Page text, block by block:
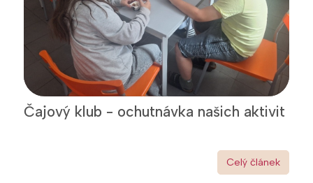
Čajový klub - ochutnávka našich aktivit
Celý článek